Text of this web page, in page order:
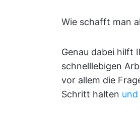
Wie schafft man
Genau dabei hilft
schnelllebigen
vor allem die
Schritt halten